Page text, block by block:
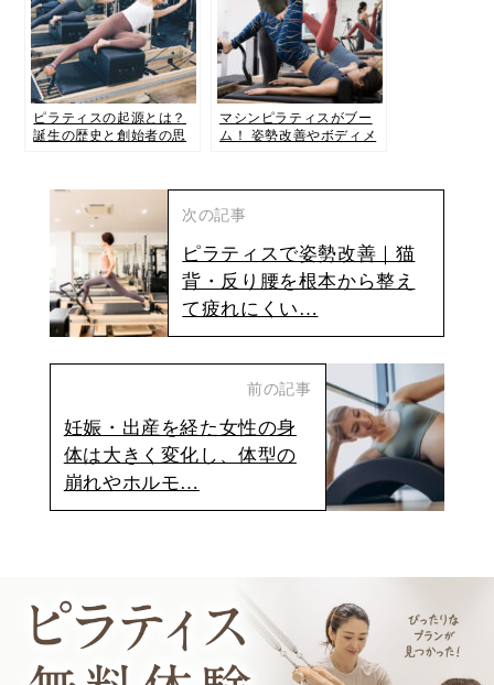
ピラティスの起源とは？
誕生の歴史と創始者の思
マシンピラティスがブー
ム！ 姿勢改善やボディメ
次の記事
ピラティスで姿勢改善｜猫
背・反り腰を根本から整え
て疲れにくい…
前の記事
妊娠・出産を経た女性の身
体は大きく変化し、体型の
崩れやホルモ…